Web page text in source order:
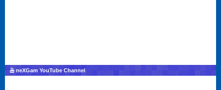
neXGam YouTube Channel